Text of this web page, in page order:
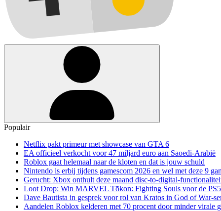
Populair
Netflix pakt primeur met showcase van GTA 6
EA officieel verkocht voor 47 miljard euro aan Saoedi-Arabië
Roblox gaat helemaal naar de kloten en dat is jouw schuld
Nintendo is erbij tijdens gamescom 2026 en wel met deze 9
Gerucht: Xbox onthult deze maand disc-to-digital-
Loot Drop: Win MARVEL Tōkon: Fighting Souls voor de PS5
Dave Bautista in gesprek voor rol van Kratos in God of War-
Aandelen Roblox kelderen met 70 procent door minder virale